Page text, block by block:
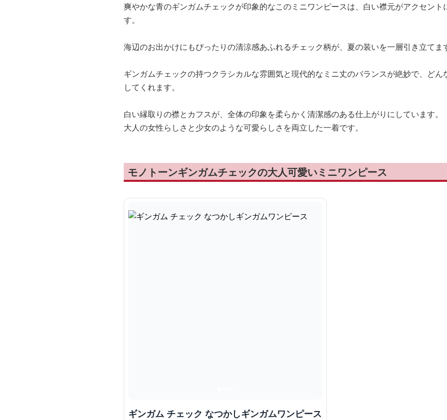
爽やかな青のギンガムチェックが印象的なこのミニワンピースは、白い襟元がアクセン
す。
海辺のお出かけにもぴったりの清涼感あふれるチェック柄が、夏の装いを一層引き立てま
ギンガムチェックの持つクラシカルな雰囲気と現代的なミニ丈のバランスが絶妙で、どん
してくれます。
白い縁取りの襟とカフスが、全体の印象を柔らかく清潔感のある仕上がりにしています。
大人の女性らしさと少女のような可愛らしさを両立した一着です。
モノトーンギンガムチェックの大人可愛いミニワンピース
ギンガム チェック なつかしギンガムワンピース